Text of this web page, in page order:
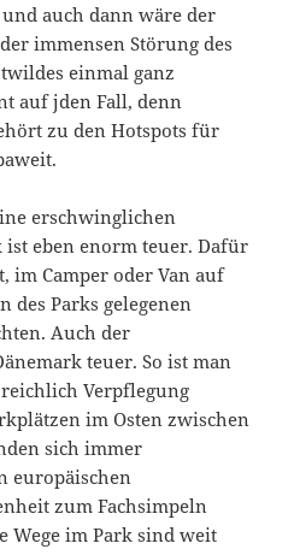
auch dann wäre der
immensen Störung des
einmal ganz
auf jden Fall, denn
zu den Hotspots für
erschwinglichen
eben enorm teuer. Dafür
im Camper oder Van auf
des Parks gelegenen
Auch der
teuer. So ist man
Verpflegung
im Osten zwischen
sich immer
europäischen
zum Fachsimpeln
Wege im Park sind weit